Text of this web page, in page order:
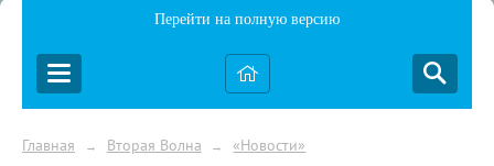
Перейти на полную версию
Главная → Вторая Волна → «Новости»